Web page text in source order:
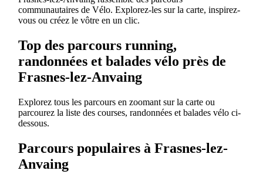
communautaires de Vélo. Explorez-les sur la carte, inspirez-
vous ou créez le vôtre en un clic.
Top des parcours running,
randonnées et balades vélo près de
Frasnes-lez-Anvaing
Explorez tous les parcours en zoomant sur la carte ou
parcourez la liste des courses, randonnées et balades vélo ci-
dessous.
Parcours populaires à Frasnes-lez-
Anvaing